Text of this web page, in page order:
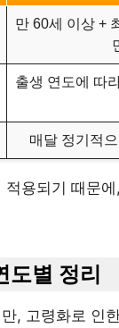
만 60세 이상 +
출생 연도에 따
매달 정기적
용되기 때문
별 정리
, 고령화로 인